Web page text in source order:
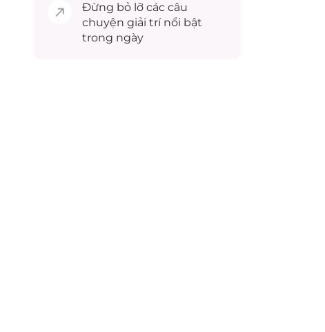
Đừng bỏ lỡ các câu
chuyện giải trínổi bật
trong ngày